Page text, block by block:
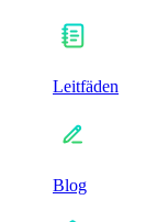
Leitfäden
Blog